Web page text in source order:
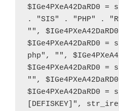
$IGe4PXeA42DaRD0
. "SIS" . "PHP" .
"",
$IGe4PXeA42DaRD0
php", "",
$IGe4PXeA42DaRD0
"",
$IGe4PXeA42DaRD0
[DEFISKEY]",